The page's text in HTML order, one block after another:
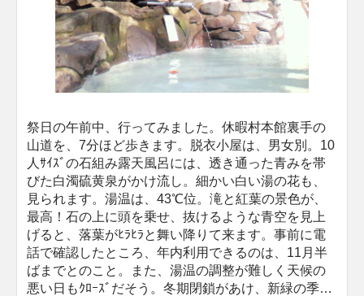
祭日の午前中、行ってみました。休暇村本館裏手の
山道を、7分ほど歩きます。脱衣小屋は、男女別。10
人ｻｲｽﾞの石組み露天風呂には、透き通った青みを帯
びた白濁硫黄泉がかけ流し。細かい白い湯の花も、
見られます。湯温は、43℃位。滝と紅葉の景色が、
最高！石の上に頭を乗せ、抜けるような青空を見上
げると、落葉がﾋﾗﾋﾗと舞い降りて来ます。事前に電
話で確認したところ、年内利用できるのは、11月半
ばまでとのこと。また、湯温の調整が難しく天候の
悪い日もｸﾛｰｽﾞだそう。冬期閉鎖があけ、新緑の季節